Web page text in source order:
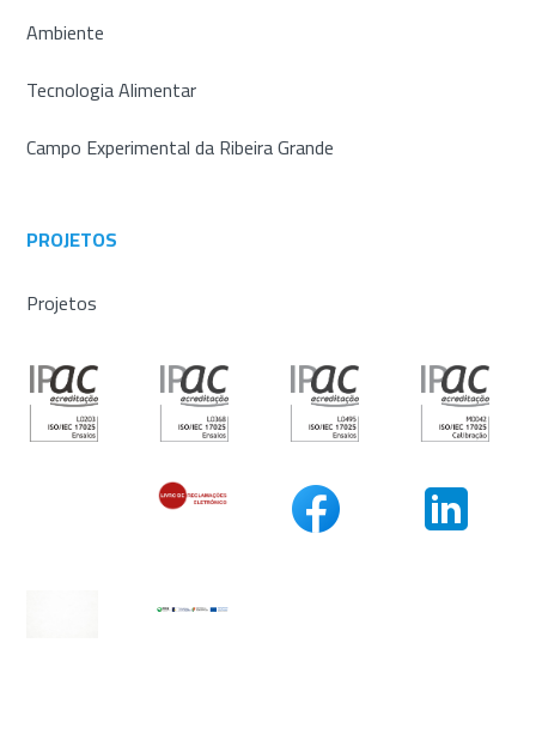
Ambiente
Tecnologia Alimentar
Campo Experimental da Ribeira Grande
PROJETOS
Projetos